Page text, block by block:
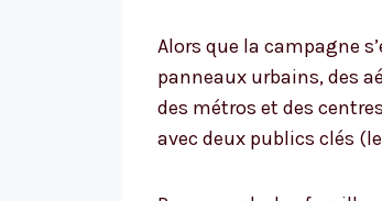
Alors que la campagne
panneaux urbains, des
des métros et des
avec deux publics clés